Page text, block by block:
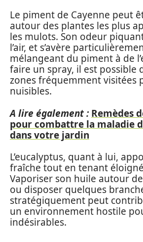
Le piment de Cayenne peut
autour des plantes les plus
les mulots. Son odeur
l’air, et s’avère
mélangeant du piment à de
faire un spray, il est possible
zones fréquemment visitées
nuisibles.
A lire également : Remèdes
pour combattre la maladie
dans votre jardin
L’eucalyptus, quant à lui,
fraîche tout en tenant
Vaporiser son huile autour
ou disposer quelques
stratégiquement peut
un environnement hostile
indésirables.